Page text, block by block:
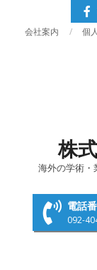
会社案内
個
株
海外の学術・
電話
092-